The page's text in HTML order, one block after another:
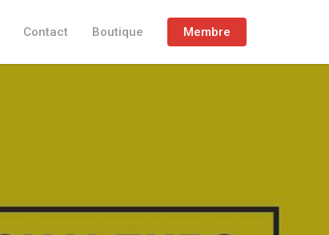
Contact Boutique Membre